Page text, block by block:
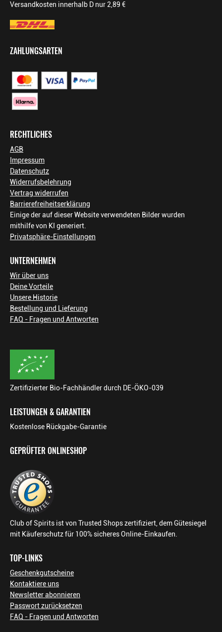
Versandkosten innerhalb D nur 2,89 €
ZAHLUNGSARTEN
RECHTLICHES
AGB
Impressum
Datenschutz
Widerrufsbelehrung
Vertrag widerrufen
Barrierefreiheitserklärung
Einige der auf dieser Website verwendeten Bilder wurden
mithilfe von KI generiert.
Privatsphäre-Einstellungen
UNTERNEHMEN
Wir über uns
Deine Vorteile
Unsere Historie
Bestellung und Lieferung
FAQ - Fragen und Antworten
Zertifizierter Bio-Fachhändler durch DE-ÖKO-039
LEISTUNGEN & GARANTIEN
Kostenlose Rückgabe-Garantie
GEPRÜFTER ONLINESHOP
Club of Spirits ist von Trusted Shops zertifiziert, dem Gütesiegel
mit Käuferschutz für 100% sicheres Online-Einkaufen.
TOP-LINKS
Geschenkgutscheine
Kontaktiere uns
Newsletter abonnieren
Passwort zurücksetzen
FAQ - Fragen und Antworten